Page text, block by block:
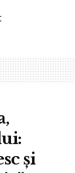
și